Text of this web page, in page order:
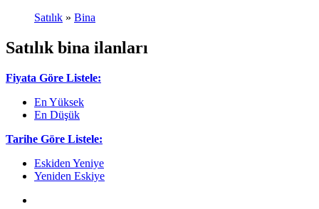
Satılık » Bina
Satılık bina ilanları
Fiyata Göre Listele:
En Yüksek
En Düşük
Tarihe Göre Listele:
Eskiden Yeniye
Yeniden Eskiye